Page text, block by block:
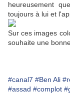
heureusement
toujours à lui et
Sur ces images
souhaite une bonne
#canal7 #Ben Ali
#assad #complot